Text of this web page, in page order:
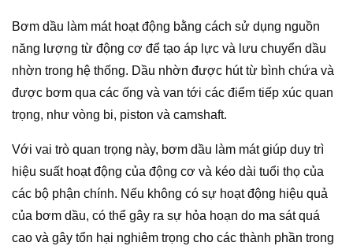
Bơm dầu làm mát hoạt động bằng cách sử dụng nguồn
năng lượng từ động cơ để tạo áp lực và lưu chuyển dầu
nhờn trong hệ thống. Dầu nhờn được hút từ bình chứa và
được bơm qua các ống và van tới các điểm tiếp xúc quan
trọng, như vòng bi, piston và camshaft.
Với vai trò quan trọng này, bơm dầu làm mát giúp duy trì
hiệu suất hoạt động của động cơ và kéo dài tuổi thọ của
các bộ phận chính. Nếu không có sự hoạt động hiệu quả
của bơm dầu, có thể gây ra sự hỏa hoạn do ma sát quá
cao và gây tổn hại nghiêm trọng cho các thành phần trong